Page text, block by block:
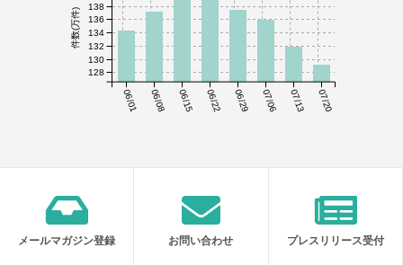
06/01 06/08 06/15 06/22 06/29 07/06 07/13 07/20
件数(万件)
128
130
132
134
136
138
メールマガジン登録 お問い合わせ プレスリリース受付